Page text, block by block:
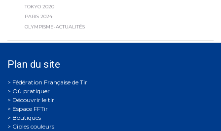
TOKYO 2020
PARIS 2024
OLYMPISME-ACTUALITÉS
Plan du site
Où pratiquer
Découvrir le tir
Espace FFTir
Boutiques
Cibles couleurs